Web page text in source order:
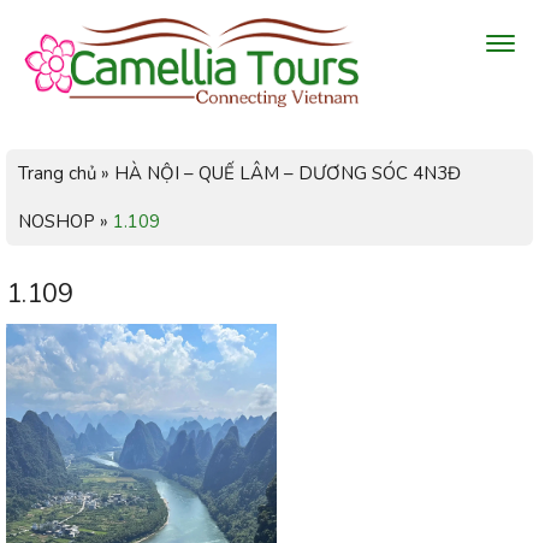
Trang chủ » HÀ NỘI – QUẾ LÂM – DƯƠNG SÓC 4N3Đ
NOSHOP » 1.109
1.109